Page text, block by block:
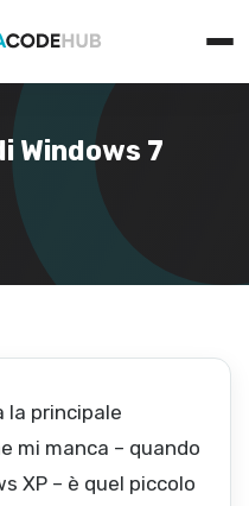
Windows 7
la principale
mi manca – quando
XP – è quel piccolo